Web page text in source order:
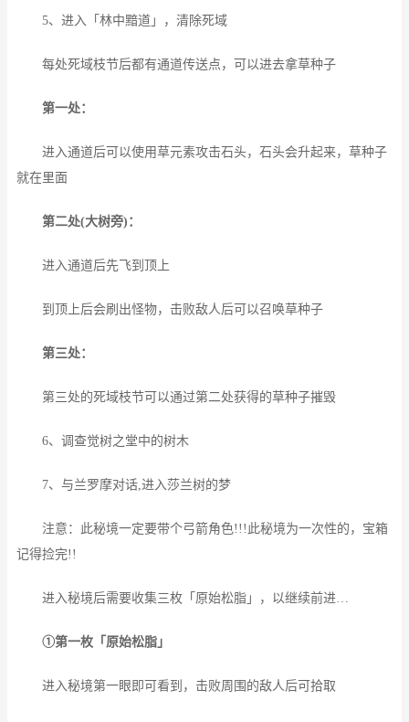
5、进入「林中黯道」，清除死域
每处死域枝节后都有通道传送点，可以进去拿草种子
第一处：
进入通道后可以使用草元素攻击石头，石头会升起来，草种子
就在里面
第二处(大树旁)：
进入通道后先飞到顶上
到顶上后会刷出怪物，击败敌人后可以召唤草种子
第三处：
第三处的死域枝节可以通过第二处获得的草种子摧毁
6、调查觉树之堂中的树木
7、与兰罗摩对话,进入莎兰树的梦
注意：此秘境一定要带个弓箭角色!!!此秘境为一次性的，宝箱
记得捡完!!
进入秘境后需要收集三枚「原始松脂」，以继续前进…
①第一枚「原始松脂」
进入秘境第一眼即可看到，击败周围的敌人后可拾取